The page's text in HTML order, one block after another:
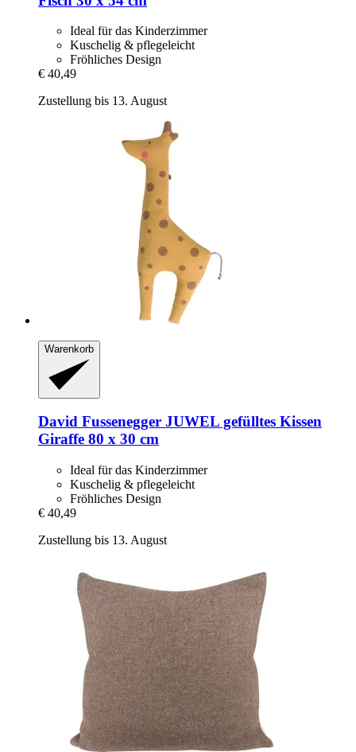
Ideal für das Kinderzimmer
Kuschelig & pflegeleicht
Fröhliches Design
€ 40,49
Zustellung bis 13. August
Warenkorb
David Fussenegger JUWEL gefülltes Kissen
Giraffe 80 x 30 cm
Ideal für das Kinderzimmer
Kuschelig & pflegeleicht
Fröhliches Design
€ 40,49
Zustellung bis 13. August